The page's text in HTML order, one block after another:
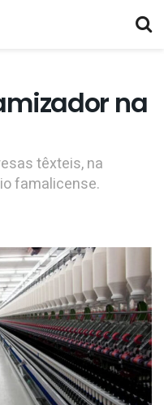
na
têxteis, na
famalicense.